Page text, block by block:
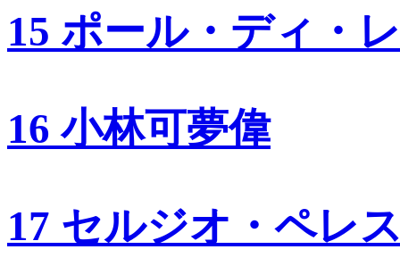
15 ポール・ディ・
16 小林可夢偉
17 セルジオ・ペレ